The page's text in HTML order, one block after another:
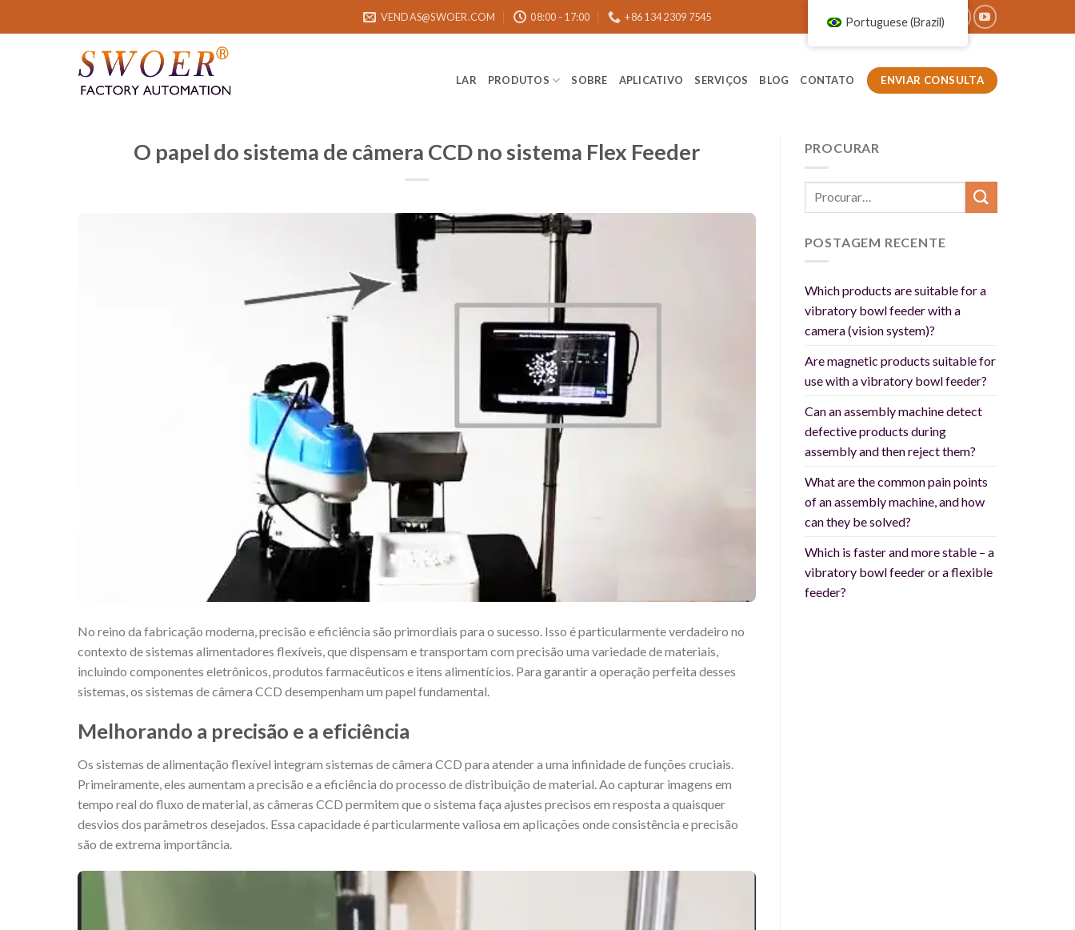
VENDAS@SWOER.COM 08:00 - 17:00 +86 134 2309 7545
LAR PRODUTOS SOBRE APLICATIVO SERVIÇOS BLOG CONTATO ENVIAR CONSULTA
O papel do sistema de câmera CCD no sistema Flex Feeder
No reino da fabricação moderna, precisão e eficiência são primordiais para o sucesso. Isso é particularmente verdadeiro no
contexto de sistemas alimentadores flexíveis, que dispensam e transportam com precisão uma variedade de materiais,
incluindo componentes eletrônicos, produtos farmacêuticos e itens alimentícios. Para garantir a operação perfeita desses
sistemas, os sistemas de câmera CCD desempenham um papel fundamental.
Melhorando a precisão e a eficiência
Os sistemas de alimentação flexível integram sistemas de câmera CCD para atender a uma infinidade de funções cruciais.
Primeiramente, eles aumentam a precisão e a eficiência do processo de distribuição de material. Ao capturar imagens em
tempo real do fluxo de material, as câmeras CCD permitem que o sistema faça ajustes precisos em resposta a quaisquer
desvios dos parâmetros desejados. Essa capacidade é particularmente valiosa em aplicações onde consistência e precisão
são de extrema importância.
PROCURAR
POSTAGEM RECENTE
Which products are suitable for a
vibratory bowl feeder with a
camera (vision system)?
Are magnetic products suitable for
use with a vibratory bowl feeder?
Can an assembly machine detect
defective products during
assembly and then reject them?
What are the common pain points
of an assembly machine, and how
can they be solved?
Which is faster and more stable – a
vibratory bowl feeder or a flexible
feeder?
Portuguese (Brazil)